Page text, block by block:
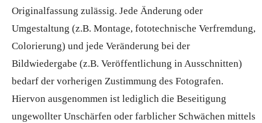
Originalfassung zulässig. Jede Änderung oder
Umgestaltung (z.B. Montage, fototechnische Verfremdung,
Colorierung) und jede Veränderung bei der
Bildwiedergabe (z.B. Veröffentlichung in Ausschnitten)
bedarf der vorherigen Zustimmung des Fotografen.
Hiervon ausgenommen ist lediglich die Beseitigung
ungewollter Unschärfen oder farblicher Schwächen mittels